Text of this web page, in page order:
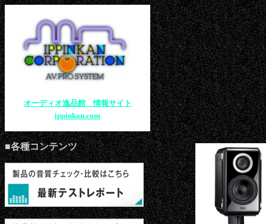
オーディオ逸品館 情報サイト
ippinkan.com
■各種コンテンツ